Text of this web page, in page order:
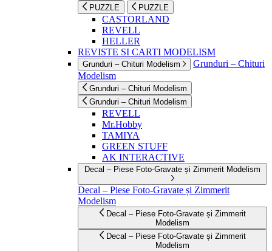
PUZZLE PUZZLE
CASTORLAND
REVELL
HELLER
REVISTE SI CARTI MODELISM
Grunduri – Chituri Modelism
Grunduri – Chituri
Modelism
Grunduri – Chituri Modelism
Grunduri – Chituri Modelism
REVELL
Mr.Hobby
TAMIYA
GREEN STUFF
AK INTERACTIVE
Decal – Piese Foto-Gravate și Zimmerit Modelism
Decal – Piese Foto-Gravate și Zimmerit
Modelism
Decal – Piese Foto-Gravate și Zimmerit
Modelism
Decal – Piese Foto-Gravate și Zimmerit
Modelism